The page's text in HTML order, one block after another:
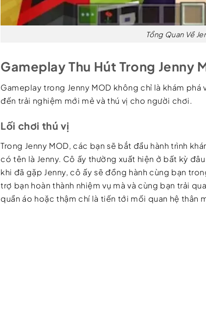
Tổng Quan Về
Gameplay Thu Hút Trong Jenny
Gameplay trong Jenny MOD không chỉ là khám
đến trải nghiệm mới mẻ và thú vị cho người chơi.
Lối chơi thú vị
Trong Jenny MOD, các bạn sẽ bắt đầu hành trình
có tên là Jenny. Cô ấy thường xuất hiện ở bất kỳ
khi đã gặp Jenny, cô ấy sẽ đồng hành cùng bạn
trợ bạn hoàn thành nhiệm vụ mà và cùng bạn trải
quần áo hoặc thậm chí là tiến tới mối quan hệ thân